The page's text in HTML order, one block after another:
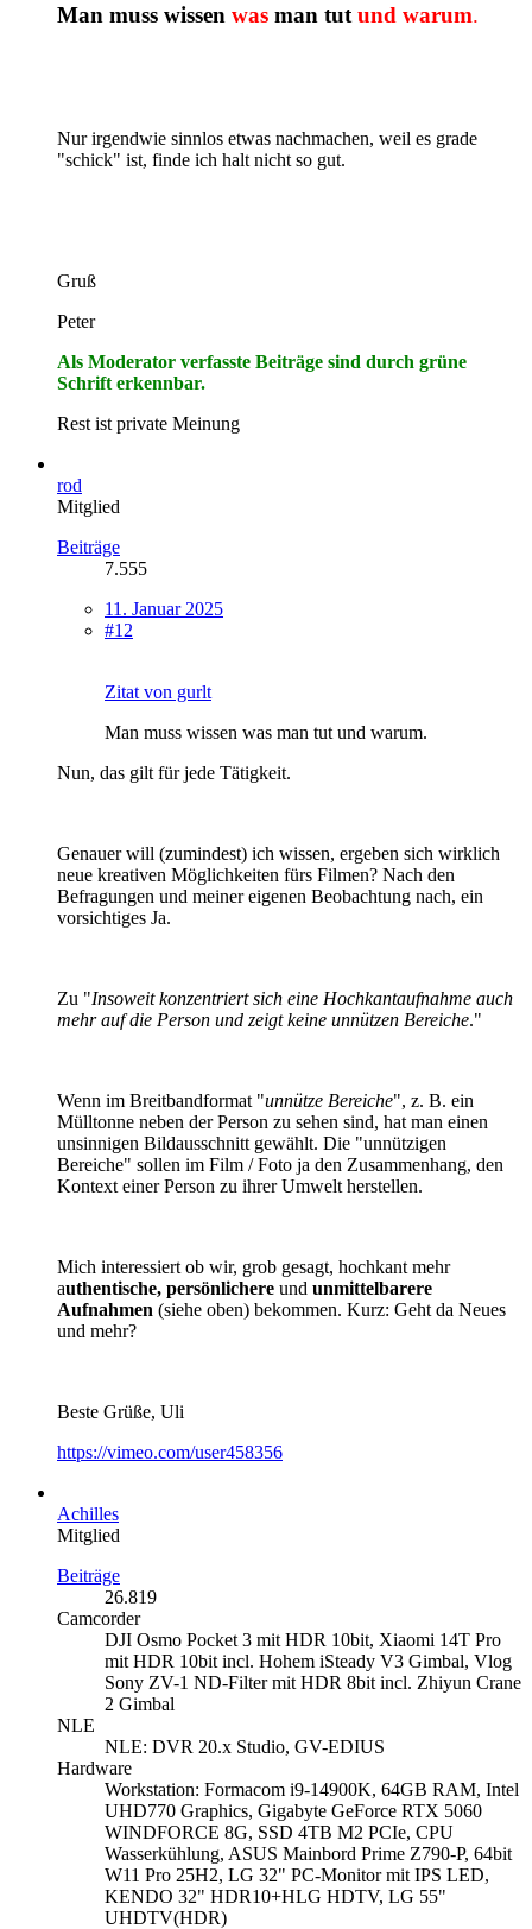
Man muss wissen was man tut und warum.
Nur irgendwie sinnlos etwas nachmachen, weil es grade
"schick" ist, finde ich halt nicht so gut.
Gruß
Peter
Als Moderator verfasste Beiträge sind durch grüne
Schrift erkennbar.
Rest ist private Meinung
rod
Mitglied
Beiträge
7.555
11. Januar 2025
#12
Zitat von gurlt
Man muss wissen was man tut und warum.
Nun, das gilt für jede Tätigkeit.
Genauer will (zumindest) ich wissen, ergeben sich wirklich
neue kreativen Möglichkeiten fürs Filmen? Nach den
Befragungen und meiner eigenen Beobachtung nach, ein
vorsichtiges Ja.
Zu "Insoweit konzentriert sich eine Hochkantaufnahme auch
mehr auf die Person und zeigt keine unnützen Bereiche."
Wenn im Breitbandformat "unnütze Bereiche", z. B. ein
Mülltonne neben der Person zu sehen sind, hat man einen
unsinnigen Bildausschnitt gewählt. Die "unnützigen
Bereiche" sollen im Film / Foto ja den Zusammenhang, den
Kontext einer Person zu ihrer Umwelt herstellen.
Mich interessiert ob wir, grob gesagt, hochkant mehr
authentische, persönlichere und unmittelbarere
Aufnahmen (siehe oben) bekommen. Kurz: Geht da Neues
und mehr?
Beste Grüße, Uli
https://vimeo.com/user458356
Achilles
Mitglied
Beiträge
26.819
Camcorder
DJI Osmo Pocket 3 mit HDR 10bit, Xiaomi 14T Pro
mit HDR 10bit incl. Hohem iSteady V3 Gimbal, Vlog
Sony ZV-1 ND-Filter mit HDR 8bit incl. Zhiyun Crane
2 Gimbal
NLE
NLE: DVR 20.x Studio, GV-EDIUS
Hardware
Workstation: Formacom i9-14900K, 64GB RAM, Intel
UHD770 Graphics, Gigabyte GeForce RTX 5060
WINDFORCE 8G, SSD 4TB M2 PCIe, CPU
Wasserkühlung, ASUS Mainbord Prime Z790-P, 64bit
W11 Pro 25H2, LG 32" PC-Monitor mit IPS LED,
KENDO 32" HDR10+HLG HDTV, LG 55"
UHDTV(HDR)